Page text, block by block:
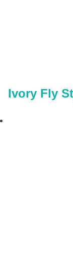
Ivory Fly